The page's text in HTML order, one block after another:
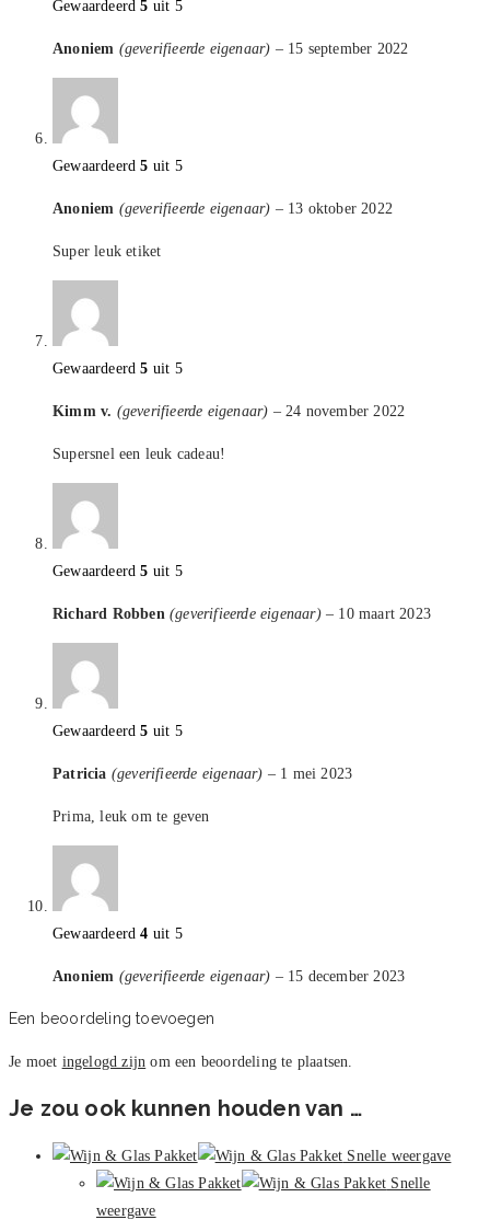
Gewaardeerd5 uit 5
Anoniem (geverifieerde eigenaar) – 15 september 2022
Gewaardeerd5 uit 5
Anoniem (geverifieerde eigenaar) – 13 oktober 2022
Super leuk etiket
Gewaardeerd5 uit 5
Kimm v. (geverifieerde eigenaar) – 24 november 2022
Supersnel een leuk cadeau!
Gewaardeerd5 uit 5
Richard Robben (geverifieerde eigenaar) – 10 maart 2023
Gewaardeerd5 uit 5
Patricia (geverifieerde eigenaar) – 1 mei 2023
Prima, leuk om te geven
Gewaardeerd4 uit 5
Anoniem (geverifieerde eigenaar) – 15 december 2023
Een beoordeling toevoegen
Je moet ingelogd zijn om een beoordeling te plaatsen.
Je zou ook kunnen houden van …
Snelle weergave
Snelle
weergave